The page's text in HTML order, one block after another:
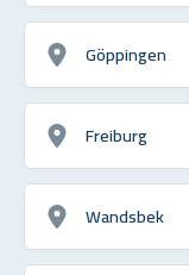
Göppingen
Freiburg
Wandsbek